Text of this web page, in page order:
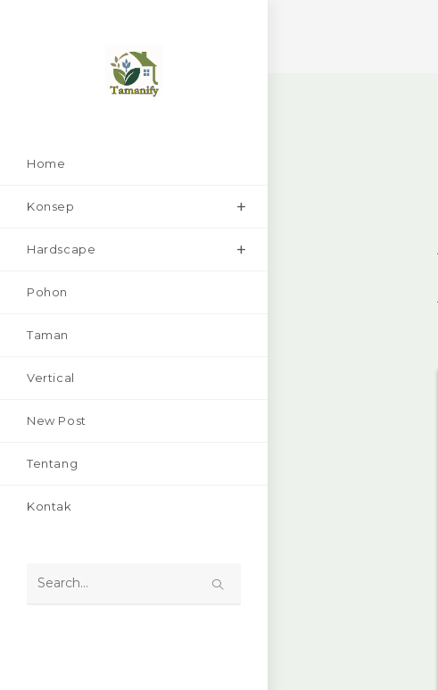
Home
Konsep
Hardscape
Pohon
Taman
Vertical
New Post
Tentang
Kontak